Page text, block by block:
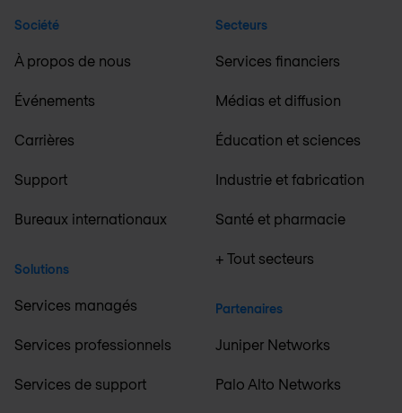
Société
À propos de nous
Événements
Carrières
Support
Bureaux internationaux
Solutions
Services managés
Services professionnels
Services de support
Secteurs
Services financiers
Médias et diffusion
Éducation et sciences
Industrie et fabrication
Santé et pharmacie
+ Tout secteurs
Partenaires
Juniper Networks
Palo Alto Networks